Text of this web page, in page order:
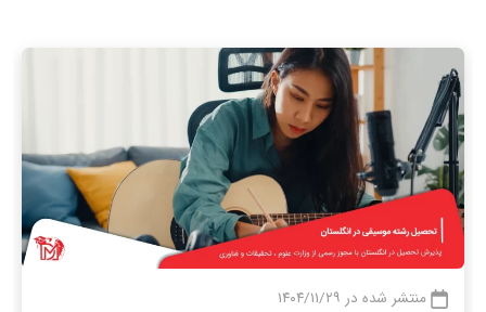
منتشر شده در ۱۴۰۴/۱۱/۲۹